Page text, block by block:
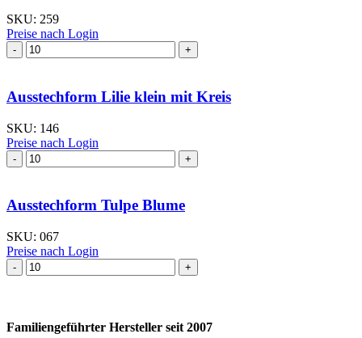
SKU: 259
Preise nach Login
Ausstechform Klee
I
Ausstechform Lilie klein mit Kreis
SKU: 146
Preise nach Login
Ausstechform Lilie
klein
Kreis
Menge
Ausstechform Tulpe Blume
SKU: 067
Preise nach Login
Ausstechform Tulpe
Blume
Familiengeführter Hersteller seit 2007